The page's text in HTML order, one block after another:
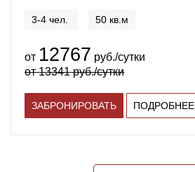
3-4 чел. 50 кв.м
от 12767 руб./сутки
от13341руб./сутки
ЗАБРОНИРОВАТЬ ПОДРОБНЕЕ